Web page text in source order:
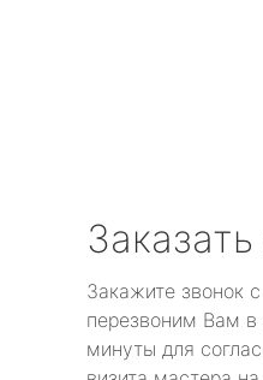
Закажите звонок
перезвоним Вам в
минуты для